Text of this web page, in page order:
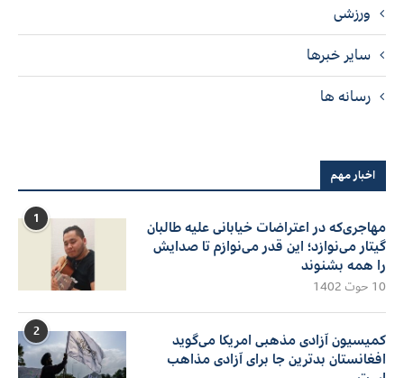
ورزشی
سایر خبرها
رسانه ها
اخبار مهم
1
مهاجری‌که در اعتراضات خیابانی علیه طالبان
گیتار می‌نوازد؛ این قدر می‌نوازم تا صدایش
را همه بشنوند
10 حوت 1402
2
کمیسیون آزادی مذهبی امریکا می‌گوید
افغانستان بدترین جا برای آزادی مذاهب